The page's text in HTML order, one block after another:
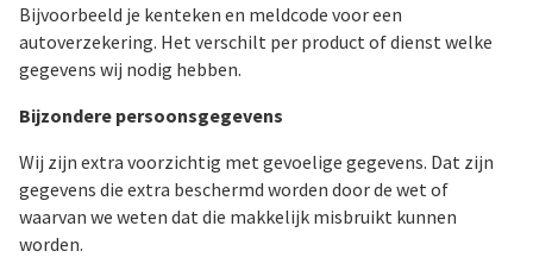
Bijvoorbeeld je kenteken en meldcode voor een
autoverzekering. Het verschilt per product of dienst welke
gegevens wij nodig hebben.
Bijzondere persoonsgegevens
Wij zijn extra voorzichtig met gevoelige gegevens. Dat zijn
gegevens die extra beschermd worden door de wet of
waarvan we weten dat die makkelijk misbruikt kunnen
worden.